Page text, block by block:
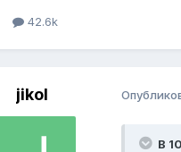
42.6k
jikol
В